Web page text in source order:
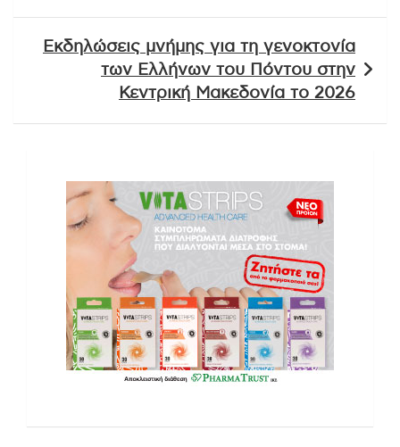
Εκδηλώσεις μνήμης για τη γενοκτονία
των Ελλήνων του Πόντου στην
Κεντρική Μακεδονία το 2026